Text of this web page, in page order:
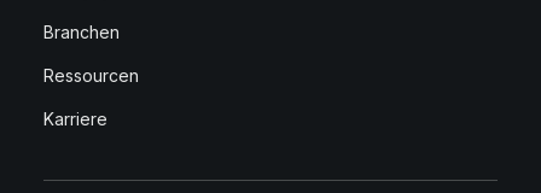
Branchen
Ressourcen
Karriere